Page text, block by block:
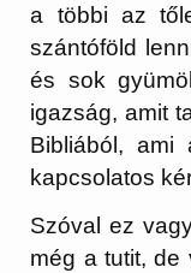
a többi az
szántóföld
és sok
igazság, amit
Bibliából, ami
kapcsolatos
Szóval ez
még a tutit, de